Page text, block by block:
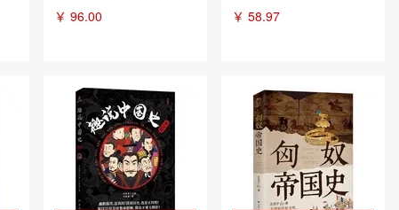
￥ 96.00 ￥ 58.97